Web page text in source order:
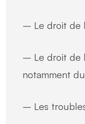
– Le droit de
– Le droit de
notamment
– Les